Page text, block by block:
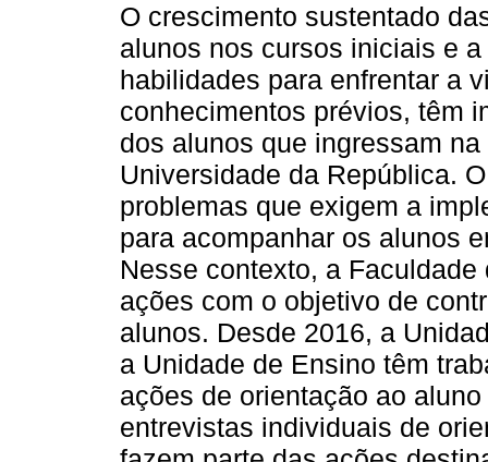
O crescimento sustentado
alunos nos cursos iniciais e
habilidades para enfrentar a
conhecimentos prévios, têm
dos alunos que ingressam
Universidade da República.
problemas que exigem a
para acompanhar os alunos
Nesse contexto, a
ações com o objetivo de
alunos. Desde 2016, a
a Unidade de Ensino têm
ações de orientação ao
entrevistas individuais de